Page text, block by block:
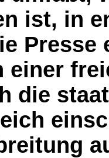
ist, in
Presse
einer
die